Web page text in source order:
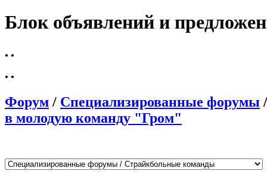
Блок объявлений и
• •
• •
Форум / Специализированные форумы
в молодую команду "Гром"